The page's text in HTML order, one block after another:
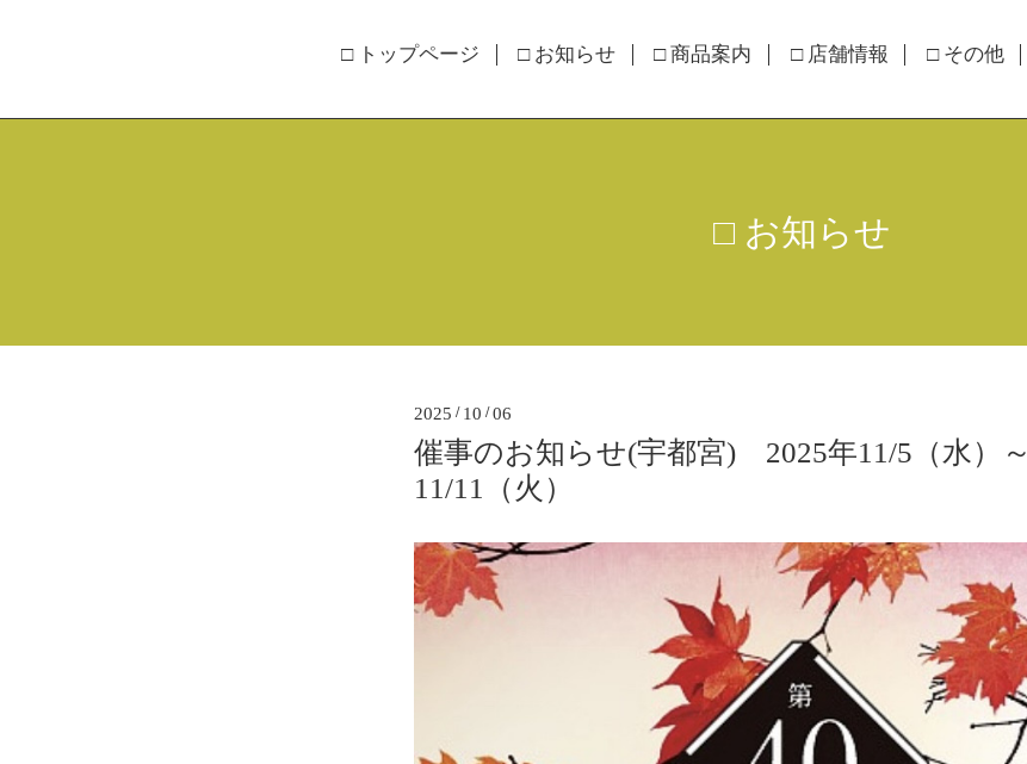
□ トップページ □ お知らせ □ 商品案内 □ 店舗情報 □ その他
□ お知らせ
2025 / 10 /06
催事のお知らせ(宇都宮) 2025年11/5（水）～
11/11（火）